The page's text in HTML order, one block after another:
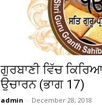
ਗੁਰਬਾਣੀ ਵਿੱਚ
ਉਚਾਰਨ (ਭਾਗ 17)
admin - December 28, 2018